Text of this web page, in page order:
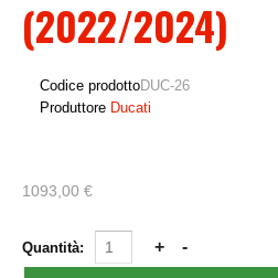
(2022/2024)
Codice prodottoDUC-26
Produttore Ducati
1093,00 €
Quantità: